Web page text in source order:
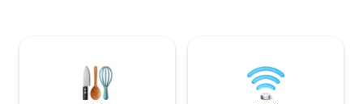
induktionsvärmeplatta, diskmaskin,
kylskåp/frys, Nespresso-kaffemaskin
med gratis kapslar,
100 år gammalt